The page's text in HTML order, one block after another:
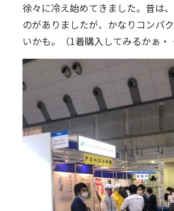
徐々に冷え始めてきました。昔は
のがありましたが、かなりコンパ
いかも。（1着購入してみるかぁ・